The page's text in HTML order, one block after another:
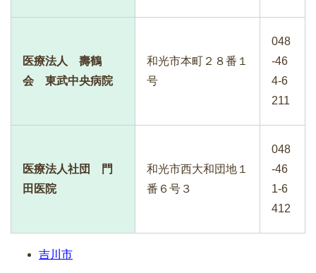
医療法人 壽鶴
会 東武中央病院
和光市本町２８番１
号
048
-46
4-6
211
医療法人社団 門
田医院
和光市西大和団地１
番６号３
048
-46
1-6
412
吉川市